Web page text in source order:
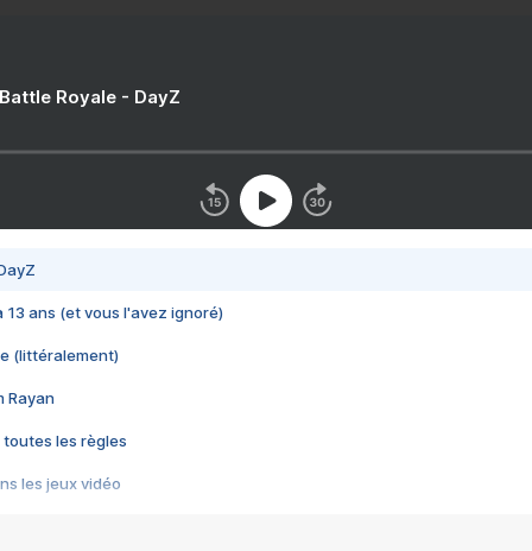
Royale - DayZ
13 ans (et vous l'avez ignoré)
(littéralement)
Rayan
toutes les règles
les jeux vidéo